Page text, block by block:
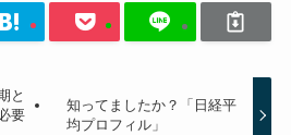
と
要
知ってましたか？「日経平
均プロフィル」